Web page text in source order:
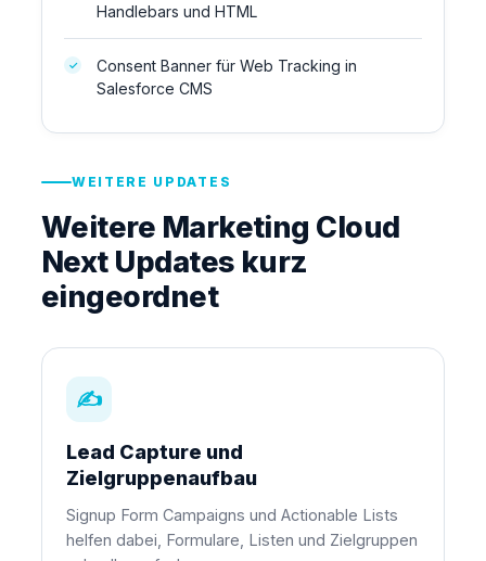
Handlebars und HTML
Consent Banner für Web Tracking in
Salesforce CMS
WEITERE UPDATES
Weitere Marketing Cloud
Next Updates kurz
eingeordnet
✍
Lead Capture und
Zielgruppenaufbau
Signup Form Campaigns und Actionable Lists
helfen dabei, Formulare, Listen und Zielgruppen